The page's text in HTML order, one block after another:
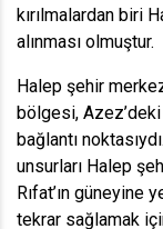
kırılmalardan biri
alınması olmuştur.
Halep şehir
bölgesi, Azez’deki
bağlantı
unsurları Halep
Rıfat’ın güneyine
tekrar sağlamak